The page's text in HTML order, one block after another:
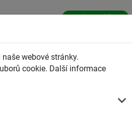
webové stránky.
cookie. Další informace
Czech Republic
LANOVÁ HŘIŠTĚ